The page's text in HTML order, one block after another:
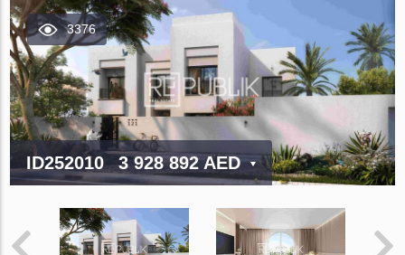
3376
ID252010 3 928 892 AED